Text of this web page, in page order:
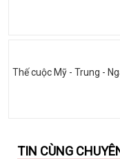
Thế cuộc Mỹ - Trung -
TIN CÙNG